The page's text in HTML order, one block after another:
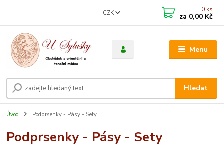
Menu
CZK
Hledat
0 ks
za 0,00 Kč
Úvod Podprsenky - Pásy - Sety
Podprsenky - Pásy - Sety